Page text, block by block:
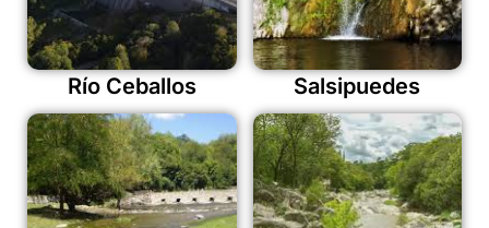
Río Ceballos Salsipuedes